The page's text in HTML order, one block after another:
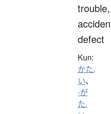
trouble,
defect
Kun:
かた.
い、
-が
た.